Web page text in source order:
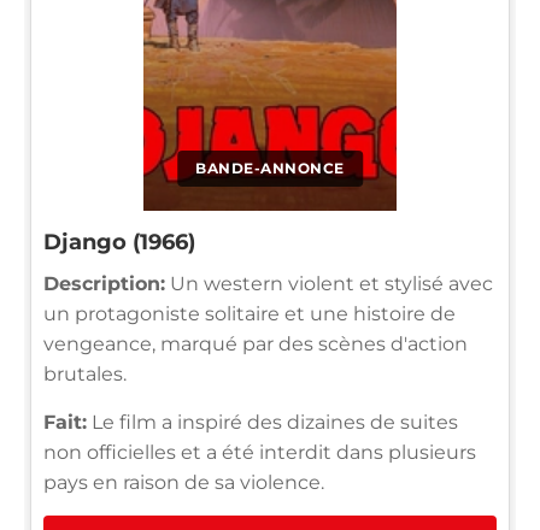
BANDE-ANNONCE
Django (1966)
Description: Un western violent et stylisé avec
un protagoniste solitaire et une histoire de
vengeance, marqué par des scènes d'action
brutales.
Fait: Le film a inspiré des dizaines de suites
non officielles et a été interdit dans plusieurs
pays en raison de sa violence.